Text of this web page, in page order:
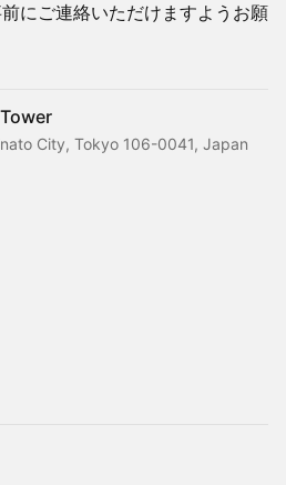
にご連絡いただけますようお願
City, Tokyo 106-0041, Japan